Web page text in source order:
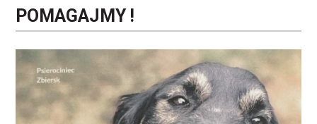
POMAGAJMY !